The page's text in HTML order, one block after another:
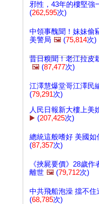
邪性，43年的樓堅強
(262,595次)
中領事醜聞！妹妹偷
美警局 🖼️ (75,814次)
昔日糗聞！老江拉皮
🖼️ (87,477次)
江澤慧爆堂哥江澤民
(79,291次)
人民日報新大樓上美
▶️ (207,425次)
總統這般嗜好 美國如
(87,357次)
《挾屍要價》28歲作
離世 🖼️ (79,712次)
中共飛船泡澡 擋不住
(68,785次)